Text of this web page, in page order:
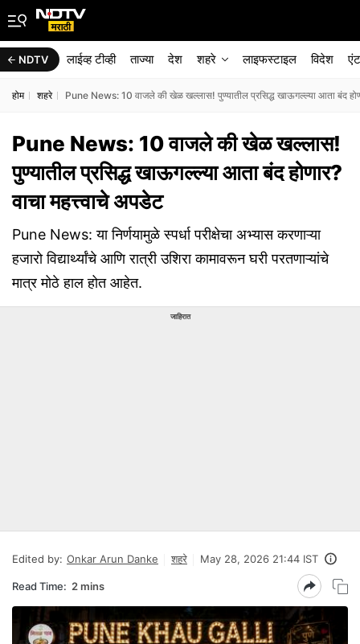
NDTV लाईव्ह टीव्ही ताज्या देश शहरे लाइफस्टाइल विदेश
होम शहरे Pune News: 10 वाजले की खेळ खल्लास! पुण्यातील प्रसिद्ध खाऊगल्ल्या आता बंद
Pune News: 10 वाजले की खेळ खल्लास!
पुण्यातील प्रसिद्ध खाऊगल्ल्या आता बंद होणार?
वाचा महत्त्वाचे अपडेट
Pune News: या निर्णयामुळे स्पर्धा परीक्षेचा अभ्यास करणाऱ्या
हजारो विद्यार्थ्यांचे आणि रात्री उशिरा कामावरून घरी परतणाऱ्यांचे
मात्र मोठे हाल होत आहेत.
जाहिरात
Edited by: Onkar Arun Danke शहरे May 28, 2026 21:44 IST
Read Time: 2 mins